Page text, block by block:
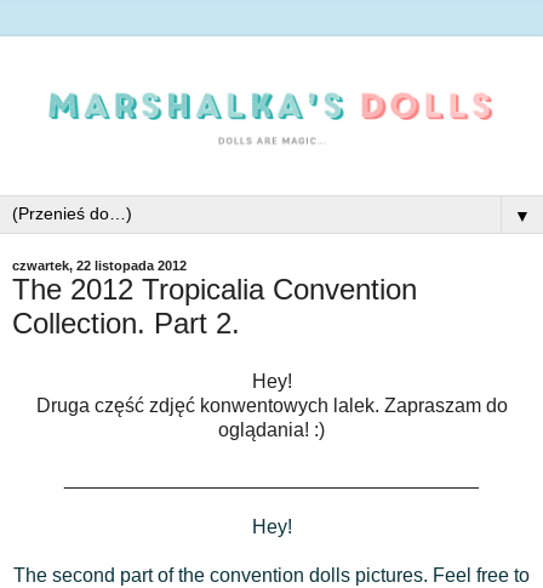
▼
czwartek, 22 listopada 2012
The 2012 Tropicalia Convention
Collection. Part 2.
Hey!
Druga część zdjęć konwentowych lalek. Zapraszam do
oglądania! :)
Hey!
The second part of the convention dolls pictures. Feel free to